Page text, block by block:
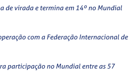
de virada e termina em 14º no Mundial
com a Federação Internacional de
participação no Mundial entre as 57